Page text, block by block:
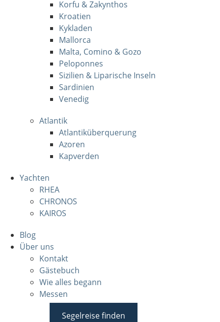
Korfu & Zakynthos
Kroatien
Kykladen
Mallorca
Malta, Comino & Gozo
Peloponnes
Sizilien & Liparische Inseln
Sardinien
Venedig
Atlantik
Atlantiküberquerung
Azoren
Kapverden
Yachten
RHEA
CHRONOS
KAIROS
Blog
Über uns
Kontakt
Gästebuch
Wie alles begann
Messen
Segelreise finden